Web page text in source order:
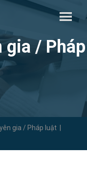
gia / Pháp
gia / Pháp luật